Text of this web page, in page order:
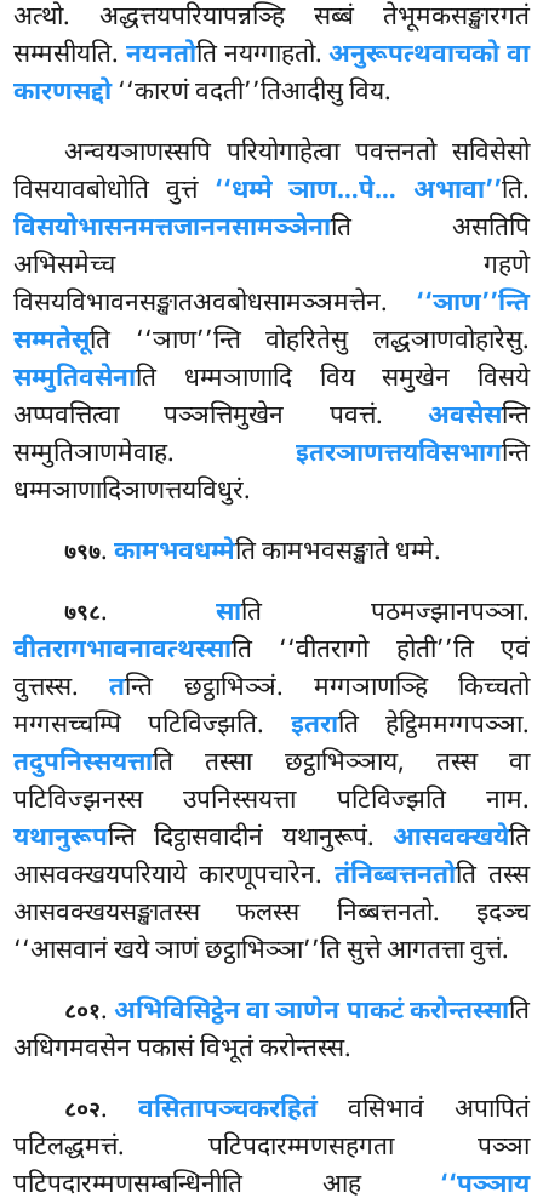
अत्थो. अद्धत्तयपरियापन्नञ्हि सब्बं तेभूमकसङ्खारगतं
सम्मसीयति. नयनतोति नयग्गाहतो.अनुरूपत्थवाचको वा
कारणसद्दो‘‘कारणं वदती’’तिआदीसु विय.
अन्वयञाणस्सपि परियोगाहेत्वा पवत्तनतो सविसेसो
विसयावबोधोति वुत्तं ‘‘धम्मे ञाण…पे… अभावा’’ति.
विसयोभासनमत्तजाननसामञ्ञेनाति असतिपि
अभिसमेच्च गहणे
विसयविभावनसङ्खातअवबोधसामञ्ञमत्तेन. ‘‘ञाण’’न्ति
सम्मतेसूति ‘‘ञाण’’न्ति वोहरितेसु लद्धञाणवोहारेसु.
सम्मुतिवसेनाति धम्मञाणादि विय समुखेन विसये
अप्पवत्तित्वा पञ्ञत्तिमुखेन पवत्तं. अवसेसन्ति
सम्मुतिञाणमेवाह. इतरञाणत्तयविसभागन्ति
धम्मञाणादिञाणत्तयविधुरं.
७९७.कामभवधम्मेतिकामभवसङ्खाते धम्मे.
७९८.साति पठमज्झानपञ्ञा.
वीतरागभावनावत्थस्साति ‘‘वीतरागो होती’’ति एवं
वुत्तस्स.तन्ति छट्ठाभिञ्ञं. मग्गञाणञ्हि किच्चतो
मग्गसच्चम्पि पटिविज्झति. इतराति हेट्ठिममग्गपञ्ञा.
तदुपनिस्सयत्ताति तस्सा छट्ठाभिञ्ञाय, तस्स वा
पटिविज्झनस्स उपनिस्सयत्ता पटिविज्झति नाम.
यथानुरूपन्ति दिट्ठासवादीनं यथानुरूपं. आसवक्खयेति
आसवक्खयपरियाये कारणूपचारेन. तंनिब्बत्तनतोति तस्स
आसवक्खयसङ्खातस्स फलस्स निब्बत्तनतो. इदञ्च
‘‘आसवानं खये ञाणं छट्ठाभिञ्ञा’’ति सुत्ते आगतत्ता वुत्तं.
८०१.अभिविसिट्ठेन वा ञाणेन पाकटं करोन्तस्साति
अधिगमवसेन पकासं विभूतं करोन्तस्स.
८०२. वसितापञ्चकरहितंवसिभावं अपापितं
पटिलद्धमत्तं. पटिपदारम्मणसहगता पञ्ञा
पटिपदारम्मणसम्बन्धिनीति आह ‘‘पञ्ञाय